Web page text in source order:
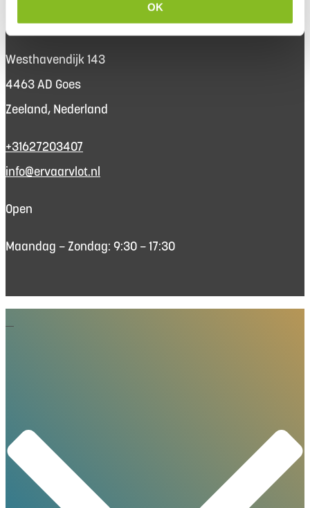
OK
Contact
Westhavendijk 143
4463 AD Goes
Zeeland, Nederland
+31627203407
info@ervaarvlot.nl
Open
Maandag – Zondag: 9:30 – 17:30